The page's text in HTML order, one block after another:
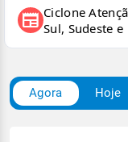
newspaper Ciclone
Sul, Sudeste
Agora Hoje